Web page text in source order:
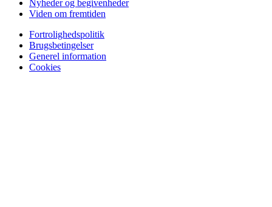
Nyheder og begivenheder
Viden om fremtiden
Fortrolighedspolitik
Brugsbetingelser
Generel information
Cookies